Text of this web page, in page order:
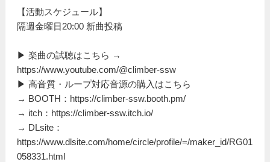
【活動スケジュール】
隔週金曜日20:00 新曲投稿
▶ 楽曲の試聴はこちら →
https://www.youtube.com/@climber-ssw
▶ 高音質・ループ対応音源の購入はこちら
→ BOOTH：https://climber-ssw.booth.pm/
→ itch：https://climber-ssw.itch.io/
→ DLsite：
https://www.dlsite.com/home/circle/profile/=/maker_id/RG01
058331.html